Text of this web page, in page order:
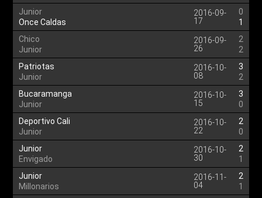
Junior
Once Caldas
2016-09-
17
0
1
Chico
Junior
2016-09-
26
2
2
Patriotas
Junior
2016-10-
08
3
2
Bucaramanga
Junior
2016-10-
15
3
0
Deportivo Cali
Junior
2016-10-
22
2
0
Junior
Envigado
2016-10-
30
2
1
Junior
Millonarios
2016-11-
04
2
1